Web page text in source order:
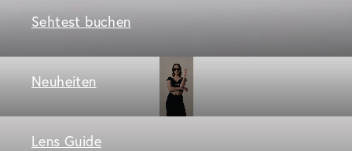
Sehtest buchen
Neuheiten
Lens Guide